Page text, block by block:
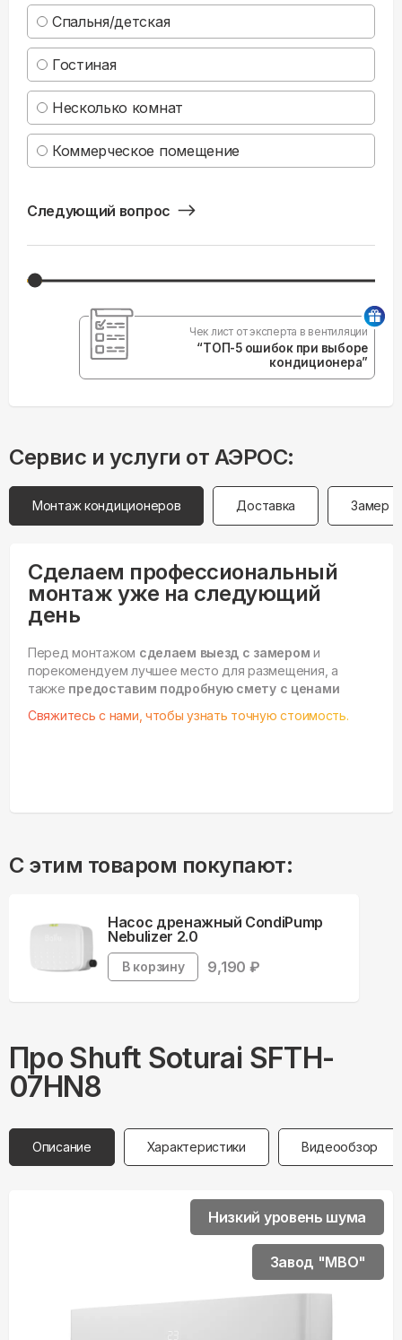
Спальня/детская
Гостиная
Несколько комнат
Коммерческое помещение
Следующий вопрос
Чек лист от эксперта в вентиляции
“ТОП-5 ошибок при выборе
кондиционера”
Сервис и услуги от АЭРОС:
Монтаж кондиционеров Доставка Замер
Сделаем профессиональный
монтаж уже на следующий
день
Перед монтажом сделаем выезд с замером и
порекомендуем лучшее место для размещения, а
также предоставим подробную смету с ценами
Свяжитесь с нами, чтобы узнать точную стоимость.
С этим товаром покупают:
Насос дренажный CondiPump
Nebulizer 2.0
В корзину 9,190 ₽
Про Shuft Soturai SFTH-
07HN8
Описание Характеристики Видеообзор
Низкий уровень шума
Завод "MBO"